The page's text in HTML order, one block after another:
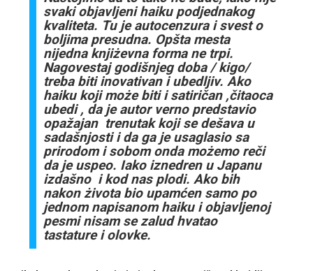
svaki objavljeni haiku podjednakog
kvaliteta. Tu je autocenzura i svest o
boljima presudna. Opšta mesta
nijedna knjiżevna forma ne trpi.
Nagovestaj godišnjeg doba / kigo/
treba biti inovativan i ubedljiv. Ako
haiku koji może biti i satiričan ,čitaoca
ubedi , da je autor verno predstavio
opažajan trenutak koji se dešava u
sadašnjosti i da ga je usaglasio sa
prirodom i sobom onda możemo reči
da je uspeo. Iako iznedren u Japanu
izdašno i kod nas plodi. Ako bih
nakon żivota bio upamćen samo po
jednom napisanom haiku i objavljenoj
pesmi nisam se zalud hvatao
tastature i olovke.